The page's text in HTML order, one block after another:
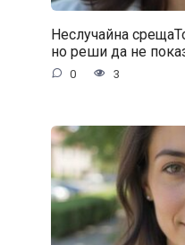
Неслучайна
но реши да не
0 3